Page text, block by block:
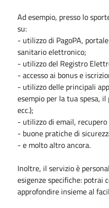
Ad esempio, presso lo
su:
- utilizzo di PagoPA,
sanitario elettronico;
- utilizzo del Registro
- accesso ai bonus e
- utilizzo delle principali
esempio per la tua spesa,
ecc.);
- utilizzo di email,
- buone pratiche di
- e molto altro ancora.
Inoltre, il servizio è
esigenze specifiche: potrai
approfondire insieme al